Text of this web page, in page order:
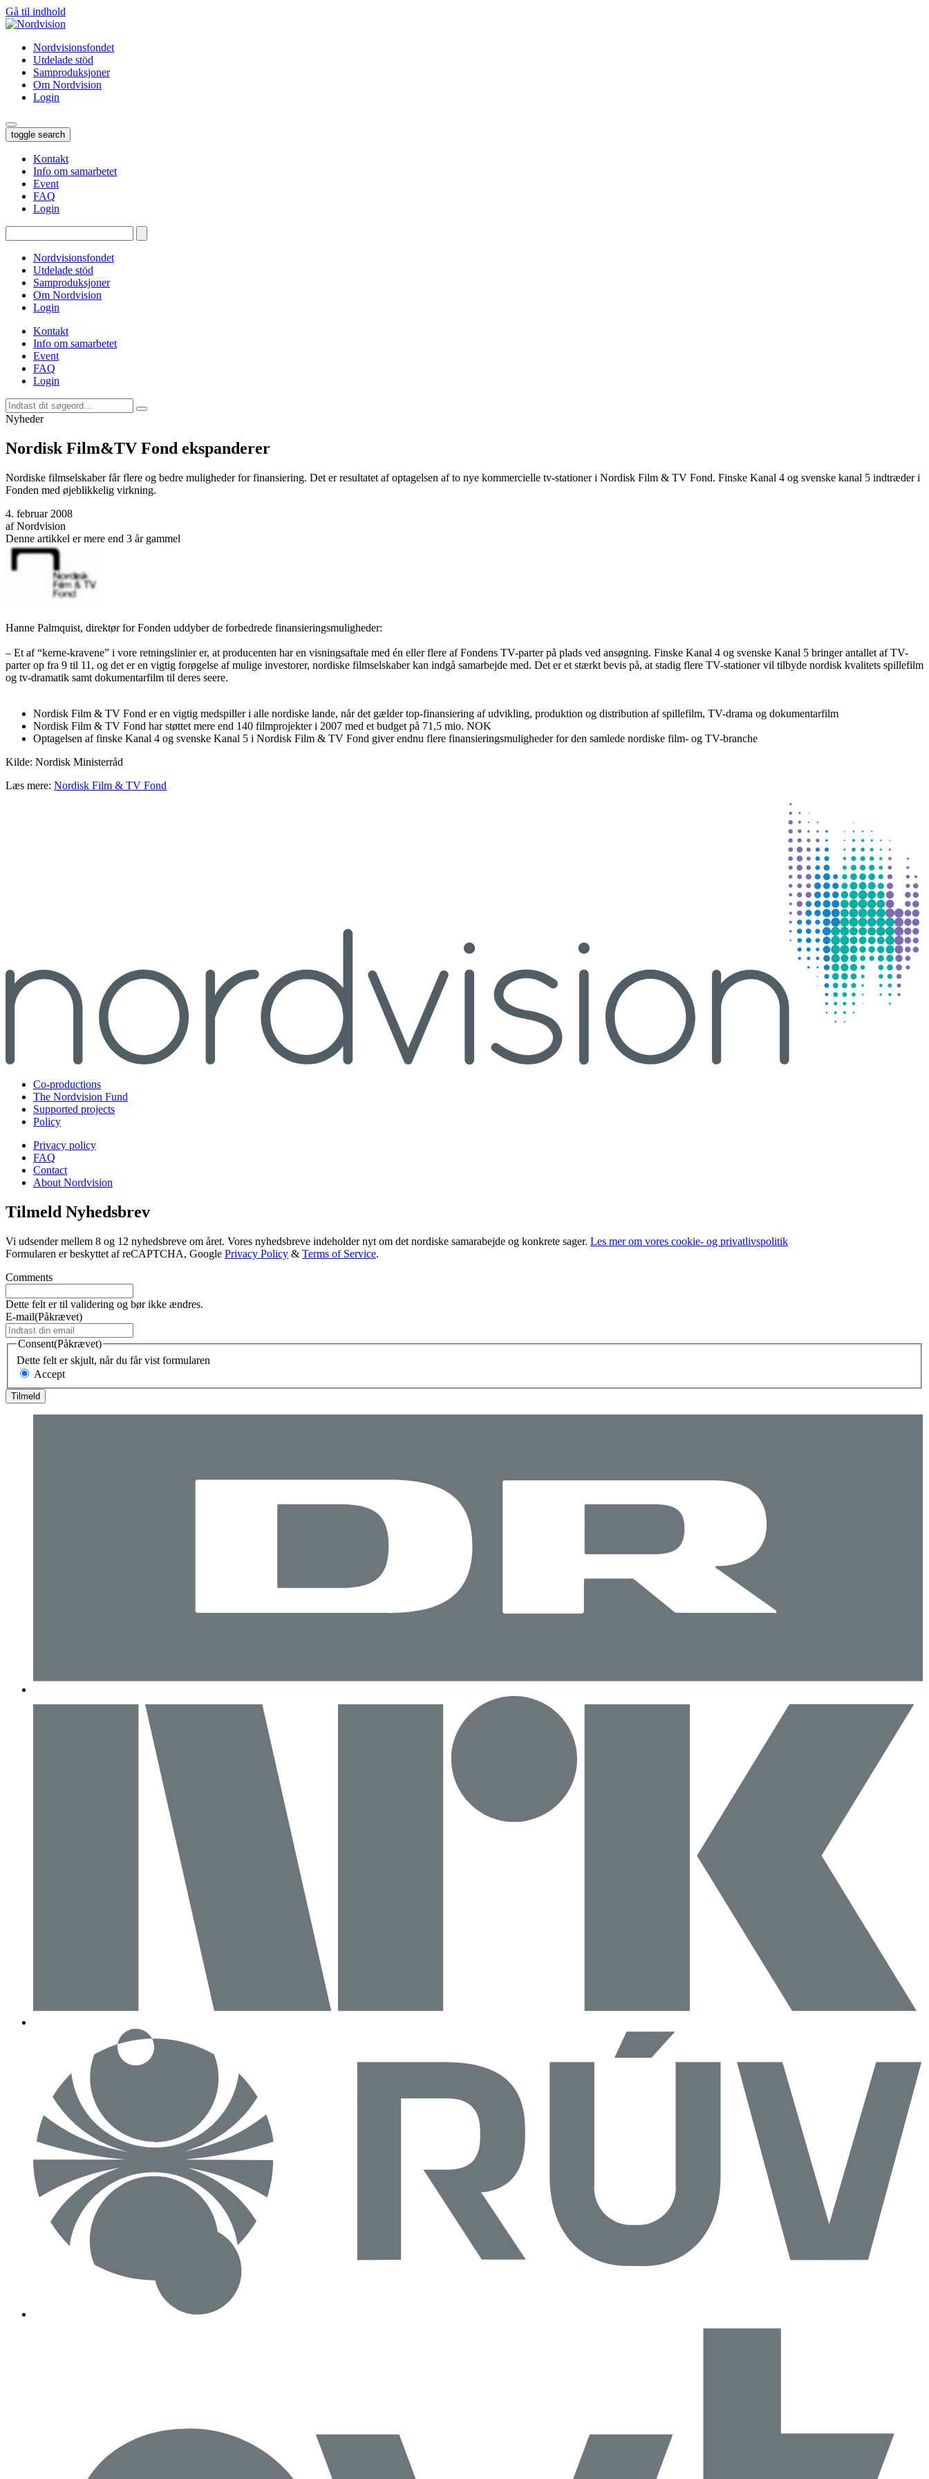
Gå til indhold
Nordvisionsfondet
Utdelade stöd
Samproduksjoner
Om Nordvision
Login
toggle search
Kontakt
Info om samarbetet
Event
FAQ
Login
enter
søge…
Nordvisionsfondet
Utdelade stöd
Samproduksjoner
Om Nordvision
Login
Kontakt
Info om samarbetet
Event
FAQ
Login
Nyheder
Nordisk Film&TV Fond ekspanderer
Nordiske filmselskaber får flere og bedre muligheder for finansiering. Det er resultatet af optagelsen af to nye kommercielle tv-stationer i Nordisk Film & TV Fond. Finske Kanal 4 og svenske kanal 5 indtræder i
Fonden med øjeblikkelig virkning.
4. februar 2008
af Nordvision
Denne artikkel er mere end 3 år gammel
Hanne Palmquist, direktør for Fonden uddyber de forbedrede finansieringsmuligheder:
– Et af “kerne-kravene” i vore retningslinier er, at producenten har en visningsaftale med én eller flere af Fondens TV-parter på plads ved ansøgning. Finske Kanal 4 og svenske Kanal 5 bringer antallet af TV-
parter op fra 9 til 11, og det er en vigtig forøgelse af mulige investorer, nordiske filmselskaber kan indgå samarbejde med. Det er et stærkt bevis på, at stadig flere TV-stationer vil tilbyde nordisk kvalitets spillefilm
og tv-dramatik samt dokumentarfilm til deres seere.
Nordisk Film & TV Fond er en vigtig medspiller i alle nordiske lande, når det gælder top-finansiering af udvikling, produktion og distribution af spillefilm, TV-drama og dokumentarfilm
Nordisk Film & TV Fond har støttet mere end 140 filmprojekter i 2007 med et budget på 71,5 mio. NOK
Optagelsen af finske Kanal 4 og svenske Kanal 5 i Nordisk Film & TV Fond giver endnu flere finansieringsmuligheder for den samlede nordiske film- og TV-branche
Kilde: Nordisk Ministerråd
Læs mere: Nordisk Film & TV Fond
Co-productions
The Nordvision Fund
Supported projects
Policy
Privacy policy
FAQ
Contact
About Nordvision
Tilmeld Nyhedsbrev
Vi udsender mellem 8 og 12 nyhedsbreve om året. Vores nyhedsbreve indeholder nyt om det nordiske samarabejde og konkrete sager. Les mer om vores cookie- og privatlivspolitik
Formularen er beskyttet af reCAPTCHA, Google Privacy Policy & Terms of Service.
Comments
Dette felt er til validering og bør ikke ændres.
E-mail(Påkrævet)
Dette felt er skjult, når du får vist formularen
Consent(Påkrævet)
Accept
Tilmeld